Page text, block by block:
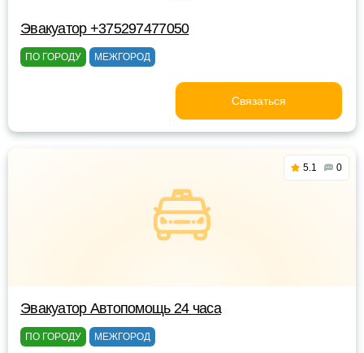
Эвакуатор +375297477050
ПО ГОРОДУ МЕЖГОРОД
Связаться
5.1 0
Эвакуатор Автопомощь 24 часа
ПО ГОРОДУ МЕЖГОРОД